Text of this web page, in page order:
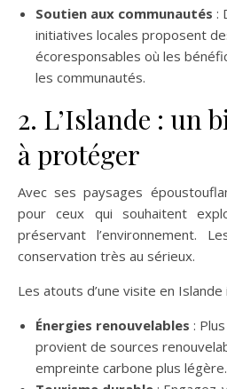
Soutien aux communautés :
initiatives locales proposent
écoresponsables où les
les communautés.
2. L’Islande : un
à protéger
Avec ses paysages
pour ceux qui souhaitent
préservant l’environnement.
conservation très au sérieux.
Les atouts d’une visite en Islande
Énergies renouvelables :
provient de sources
empreinte carbone plus légère.